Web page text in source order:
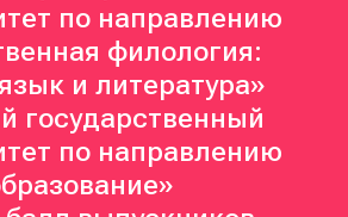
по направлению
филология:
и литература»
государственный
по направлению